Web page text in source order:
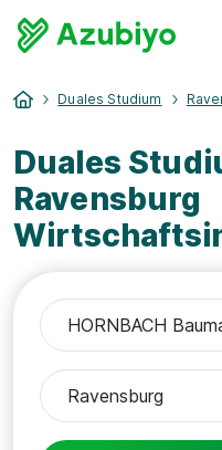
Duales Studium
Duales
Ravensburg